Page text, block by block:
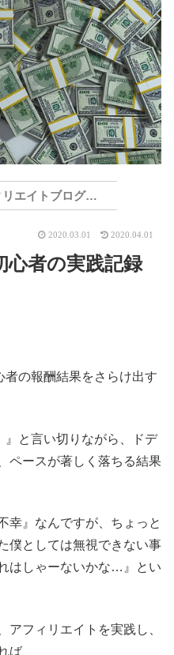
イトブログ実践記録
2020.03.01 2020.04.01
心者の実践記録
の報酬結果をさらけ出す
』と言い切りながら、ドデ
ペースが著しく落ちる結果
幸』なんですが、ちょっと
僕としては無視できない事
はしゃーないかな…』とい
アフィリエイトを実践し、
ば、